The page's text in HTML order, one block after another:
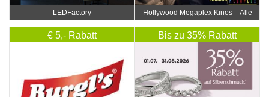
LEDFactory
Hollywood Megaplex Kinos – Alle
€ 5,- Rabatt Bis zu 35% Rabatt